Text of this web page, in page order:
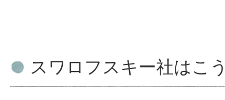
スワロフスキー社はこ